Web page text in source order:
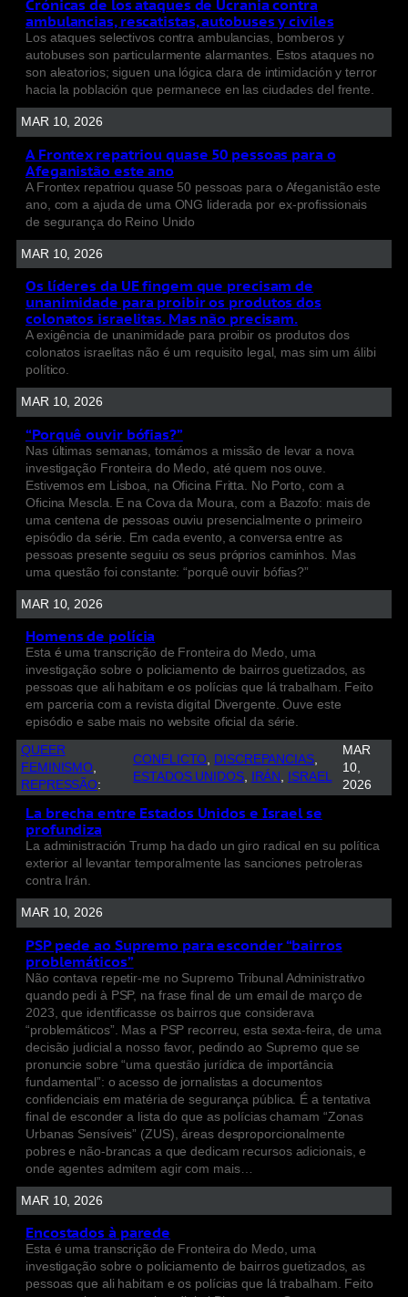
Crónicas de los ataques de Ucrania contra
ambulancias, rescatistas, autobuses y civiles
Los ataques selectivos contra ambulancias, bomberos y
autobuses son particularmente alarmantes. Estos ataques no
son aleatorios; siguen una lógica clara de intimidación y terror
hacia la población que permanece en las ciudades del frente.
MAR 10, 2026
A Frontex repatriou quase 50 pessoas para o
Afeganistão este ano
A Frontex repatriou quase 50 pessoas para o Afeganistão este
ano, com a ajuda de uma ONG liderada por ex-profissionais
de segurança do Reino Unido
MAR 10, 2026
Os líderes da UE fingem que precisam de
unanimidade para proibir os produtos dos
colonatos israelitas. Mas não precisam.
A exigência de unanimidade para proibir os produtos dos
colonatos israelitas não é um requisito legal, mas sim um álibi
político.
MAR 10, 2026
“Porquê ouvir bófias?”
Nas últimas semanas, tomámos a missão de levar a nova
investigação Fronteira do Medo, até quem nos ouve.
Estivemos em Lisboa, na Oficina Fritta. No Porto, com a
Oficina Mescla. E na Cova da Moura, com a Bazofo: mais de
uma centena de pessoas ouviu presencialmente o primeiro
episódio da série. Em cada evento, a conversa entre as
pessoas presente seguiu os seus próprios caminhos. Mas
uma questão foi constante: “porquê ouvir bófias?”
MAR 10, 2026
Homens de polícia
Esta é uma transcrição de Fronteira do Medo, uma
investigação sobre o policiamento de bairros guetizados, as
pessoas que ali habitam e os polícias que lá trabalham. Feito
em parceria com a revista digital Divergente. Ouve este
episódio e sabe mais no website oficial da série.
QUEER
FEMINISMO
REPRESSÃO:
CONFLICTO DISCREPANCIAS
ESTADOS UNIDOS, IRÁN ISRAEL
MAR
10,
2026
La brecha entre Estados Unidos e Israel se
profundiza
La administración Trump ha dado un giro radical en su política
exterior al levantar temporalmente las sanciones petroleras
contra Irán.
MAR 10, 2026
PSP pede ao Supremo para esconder “bairros
problemáticos”
Não contava repetir-me no Supremo Tribunal Administrativo
quando pedi à PSP, na frase final de um email de março de
2023, que identificasse os bairros que considerava
“problemáticos”. Mas a PSP recorreu, esta sexta-feira, de uma
decisão judicial a nosso favor, pedindo ao Supremo que se
pronuncie sobre “uma questão jurídica de importância
fundamental”: o acesso de jornalistas a documentos
confidenciais em matéria de segurança pública. É a tentativa
final de esconder a lista do que as polícias chamam “Zonas
Urbanas Sensíveis” (ZUS), áreas desproporcionalmente
pobres e não-brancas a que dedicam recursos adicionais, e
onde agentes admitem agir com mais…
MAR 10, 2026
Encostados à parede
Esta é uma transcrição de Fronteira do Medo, uma
investigação sobre o policiamento de bairros guetizados, as
pessoas que ali habitam e os polícias que lá trabalham. Feito